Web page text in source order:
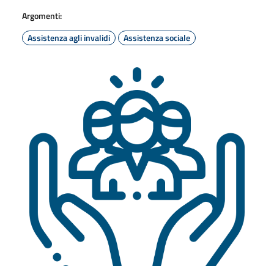
Argomenti:
Assistenza agli invalidi
Assistenza sociale